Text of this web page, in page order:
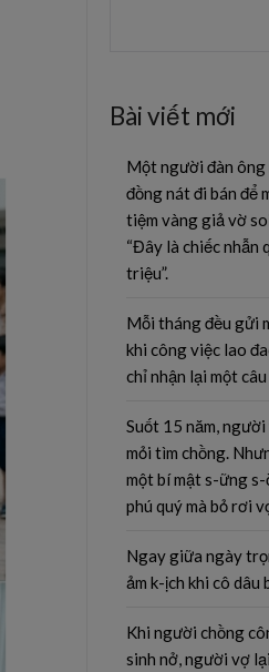
Bài viết mới
Một người đàn ông
đồng nát đi bán để
tiệm vàng giả vờ
“Đây là chiếc nhẫn
triệu”.
Mỗi tháng đều gửi
khi công việc lao
chỉ nhận lại một
Suốt 15 năm,
mỏi tìm chồng.
một bí mật s-ững
phú quý mà bỏ rơi
Ngay giữa ngày
ảm k-ịch khi cô dâu
Khi người chồng
sinh nở, người vợ